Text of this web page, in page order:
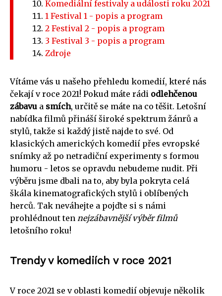
Komediální festivaly a události roku 2021
1 Festival 1 - popis a program
2 Festival 2 - popis a program
3 Festival 3 - popis a program
Zdroje
Vítáme vás u našeho přehledu komedií, které nás
čekají v roce 2021! Pokud máte rádi odlehčenou
zábavu a smích, určitě se máte na co těšit. Letošní
nabídka filmů přináší široké spektrum žánrů a
stylů, takže si každý jistě najde to své. Od
klasických amerických komedií přes evropské
snímky až po netradiční experimenty s formou
humoru - letos se opravdu nebudeme nudit. Při
výběru jsme dbali na to, aby byla pokryta celá
škála kinematografických stylů i oblíbených
herců. Tak neváhejte a pojďte si s námi
prohlédnout ten nejzábavnější výběr filmů
letošního roku!
Trendy v komediích v roce 2021
V roce 2021 se v oblasti komedií objevuje několik